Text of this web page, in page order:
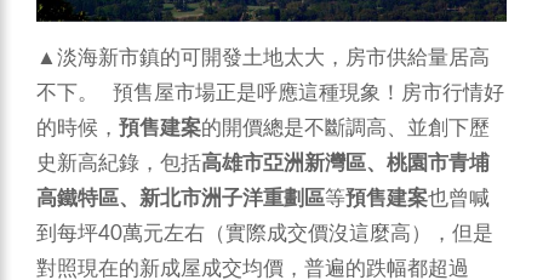
▲淡海新市鎮的可開發土地太大，房市供給量居高
不下。 預售屋市場正是呼應這種現象！房市行情好
的時候， 預售建案的開價總是不斷調高、並創下歷
史新高紀錄，包括高雄市亞洲新灣區、桃園市青埔
高鐵特區、新北市洲子洋重劃區等預售建案也曾喊
到每坪40萬元左右（實際成交價沒這麼高），但是
對照現在的新成屋成交均價，普遍的跌幅都超過